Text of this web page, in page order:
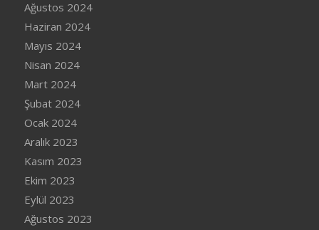
Ağustos 2024
Haziran 2024
Mayıs 2024
Nisan 2024
Mart 2024
Şubat 2024
Ocak 2024
Aralık 2023
Kasım 2023
Ekim 2023
Eylül 2023
Ağustos 2023